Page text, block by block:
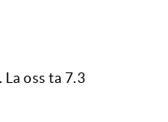
oss ta 7.3